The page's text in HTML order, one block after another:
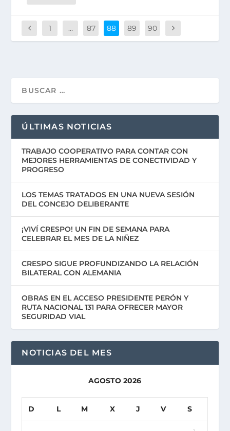
1 … 87 88 89 90
ÚLTIMAS NOTICIAS
TRABAJO COOPERATIVO PARA CONTAR CON
MEJORES HERRAMIENTAS DE CONECTIVIDAD Y
PROGRESO
LOS TEMAS TRATADOS EN UNA NUEVA SESIÓN
DEL CONCEJO DELIBERANTE
¡VIVÍ CRESPO! UN FIN DE SEMANA PARA
CELEBRAR EL MES DE LA NIÑEZ
CRESPO SIGUE PROFUNDIZANDO LA RELACIÓN
BILATERAL CON ALEMANIA
OBRAS EN EL ACCESO PRESIDENTE PERÓN Y
RUTA NACIONAL 131 PARA OFRECER MAYOR
SEGURIDAD VIAL
NOTICIAS DEL MES
AGOSTO 2026
D L M X J V S